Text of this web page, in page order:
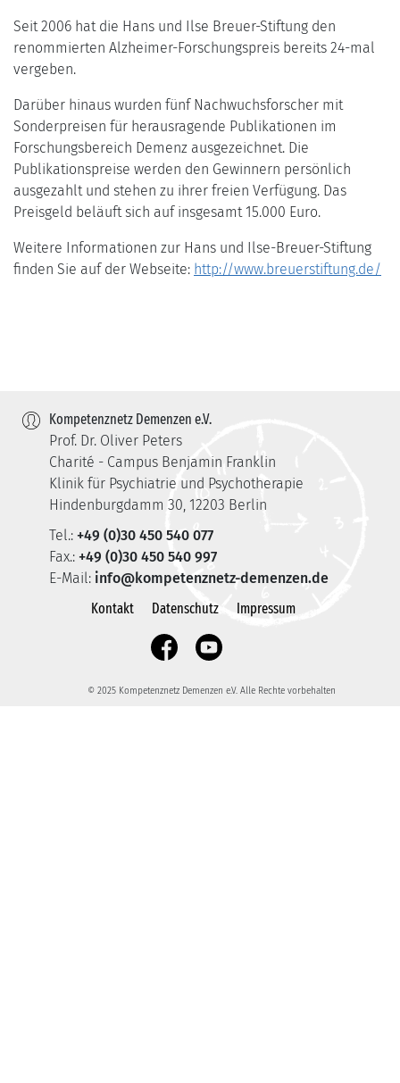
Seit 2006 hat die Hans und Ilse Breuer-Stiftung den
renommierten Alzheimer-Forschungspreis bereits 24-mal
vergeben.
Darüber hinaus wurden fünf Nachwuchsforscher mit
Sonderpreisen für herausragende Publikationen im
Forschungsbereich Demenz ausgezeichnet. Die
Publikationspreise werden den Gewinnern persönlich
ausgezahlt und stehen zu ihrer freien Verfügung. Das
Preisgeld beläuft sich auf insgesamt 15.000 Euro.
Weitere Informationen zur Hans und Ilse-Breuer-Stiftung
finden Sie auf der Webseite: http://www.breuerstiftung.de/
Kompetenznetz Demenzen e.V.
Prof. Dr. Oliver Peters
Charité - Campus Benjamin Franklin
Klinik für Psychiatrie und Psychotherapie
Hindenburgdamm 30, 12203 Berlin
Tel.: +49 (0)30 450 540 077
Fax.: +49 (0)30 450 540 997
E-Mail: info@kompetenznetz-demenzen.de
Kontakt
Datenschutz Impressum
© 2025 Kompetenznetz Demenzen e.V. Alle Rechte vorbehalten